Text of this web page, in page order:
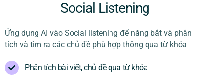
Social Listening
Ứng dụng AI vào Social listening để năng bắt và phân
tích và tìm ra các chủ đề phù hợp thông qua từ khóa
Phân tích bài viết, chủ đề qua từ khóa